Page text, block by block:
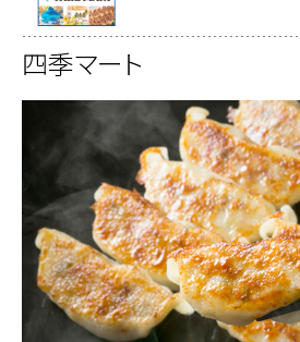
四季マート